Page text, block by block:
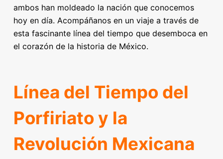
ambos han moldeado la nación que conocemos
hoy en día. Acompáñanos en un viaje a través de
esta fascinante línea del tiempo que desemboca en
el corazón de la historia de México.
Línea del Tiempo del
Porfiriato y la
Revolución Mexicana